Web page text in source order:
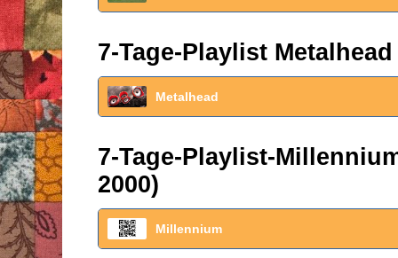
7-Tage-Playlist
Metalhead
7-Tage-Playlist-
2000)
Millennium